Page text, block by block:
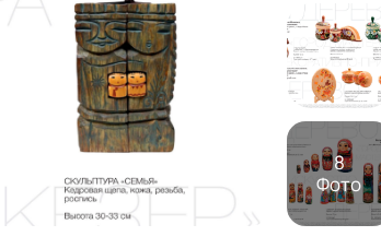
8
Фото